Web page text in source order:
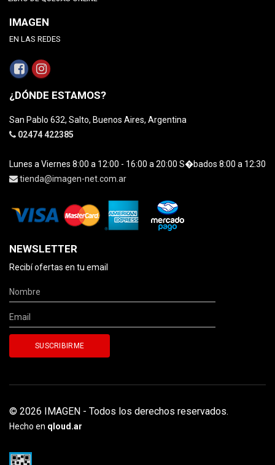
IMAGEN
EN LAS REDES
¿DÓNDE ESTAMOS?
San Pablo 632, Salto, Buenos Aires, Argentina
02474 422385
Lunes a Viernes 8:00 a 12:00 - 16:00 a 20:00 S�bados 8:00 a 12:30
tienda@imagen-net.com.ar
NEWSLETTER
Recibí ofertas en tu email
© 2026 IMAGEN - Todos los derechos reservados.
Hecho en qloud.ar